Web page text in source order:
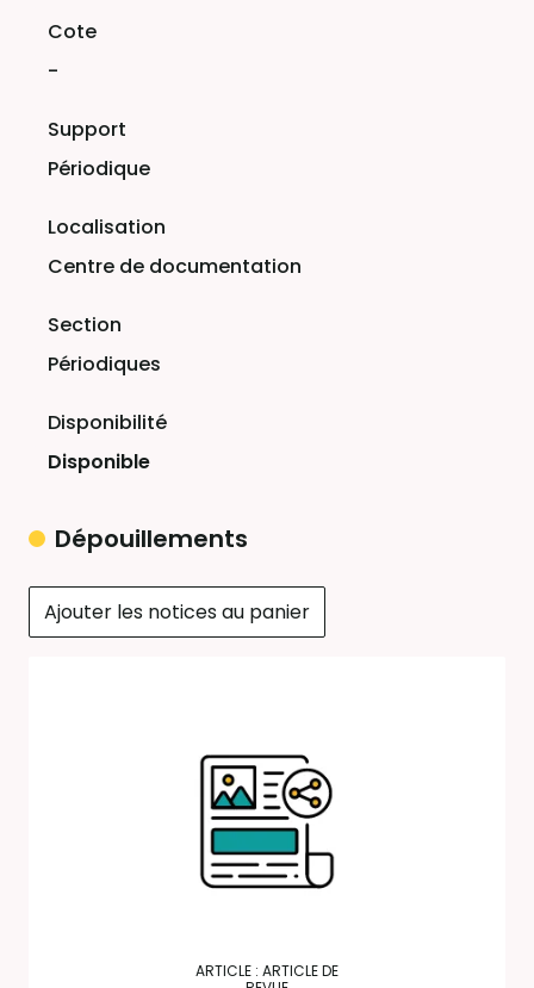
-
Périodique
Centre de documentation
Périodiques
Disponible
Dépouillements
Ajouter les notices au panier
ARTICLE : ARTICLE DE